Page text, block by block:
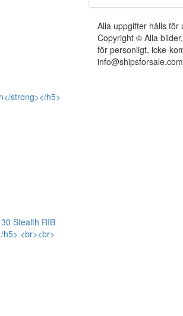
Alla uppgifter hålls för
Copyright © Alla
för personligt, icke-
info@shipsforsale.com